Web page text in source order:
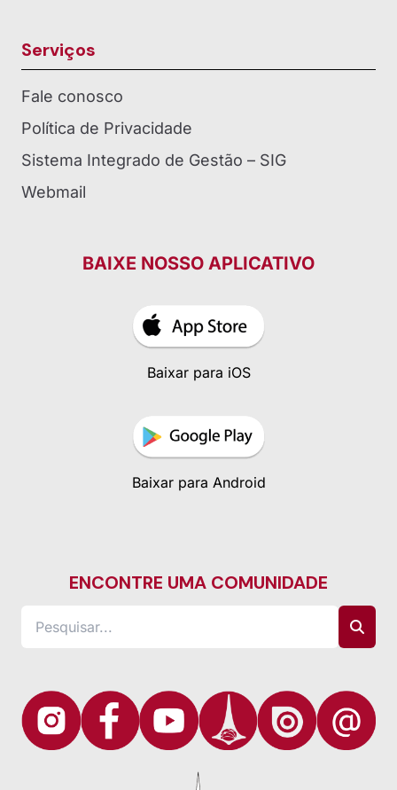
Serviços
Fale conosco
Política de Privacidade
Sistema Integrado de Gestão – SIG
Webmail
BAIXE NOSSO APLICATIVO
Baixar para iOS
Baixar para Android
ENCONTRE UMA COMUNIDADE